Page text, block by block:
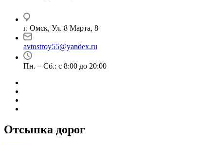
г. Омск, Ул. 8 Марта, 8
avtostroy55@yandex.ru
Пн. – Сб.: с 8:00 до 20:00
Отсыпка дорог